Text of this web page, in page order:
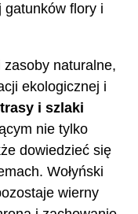
gatunków flory i
zasoby naturalne,
ekologicznej i
i szlaki
nie tylko
dowiedzieć się
Wołyński
wierny